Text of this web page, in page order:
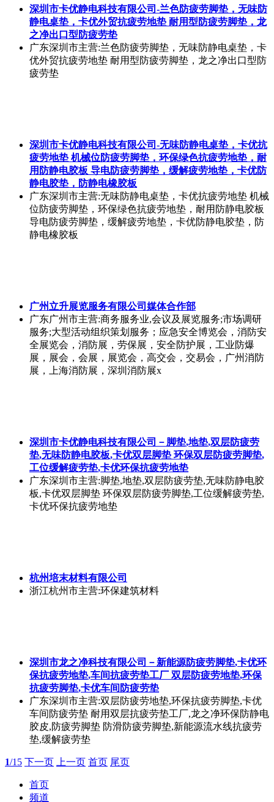
深圳市卡优静电科技有限公司-兰色防疲劳脚垫，无味防
静电桌垫，卡优外贸抗疲劳地垫 耐用型防疲劳脚垫，龙
之净出口型防疲劳垫
广东深圳市主营:兰色防疲劳脚垫，无味防静电桌垫，卡
优外贸抗疲劳地垫 耐用型防疲劳脚垫，龙之净出口型防
疲劳垫
深圳市卡优静电科技有限公司-无味防静电桌垫，卡优抗
疲劳地垫 机械位防疲劳脚垫，环保绿色抗疲劳地垫，耐
用防静电胶板 导电防疲劳脚垫，缓解疲劳地垫，卡优防
静电胶垫，防静电橡胶板
广东深圳市主营:无味防静电桌垫，卡优抗疲劳地垫 机械
位防疲劳脚垫，环保绿色抗疲劳地垫，耐用防静电胶板
导电防疲劳脚垫，缓解疲劳地垫，卡优防静电胶垫，防
静电橡胶板
广州立升展览服务有限公司媒体合作部
广东广州市主营:商务服务业,会议及展览服务;市场调研
服务;大型活动组织策划服务；应急安全博览会，消防安
全展览会，消防展，劳保展，安全防护展，工业防爆
展，展会，会展，展览会，高交会，交易会，广州消防
展，上海消防展，深圳消防展x
深圳市卡优静电科技有限公司－脚垫,地垫,双层防疲劳
垫,无味防静电胶板,卡优双层脚垫 环保双层防疲劳脚垫,
工位缓解疲劳垫,卡优环保抗疲劳地垫
广东深圳市主营:脚垫,地垫,双层防疲劳垫,无味防静电胶
板,卡优双层脚垫 环保双层防疲劳脚垫,工位缓解疲劳垫,
卡优环保抗疲劳地垫
杭州培末材料有限公司
浙江杭州市主营:环保建筑材料
深圳市龙之净科技有限公司－新能源防疲劳脚垫,卡优环
保抗疲劳地垫,车间抗疲劳垫工厂 双层防疲劳地垫,环保
抗疲劳脚垫,卡优车间防疲劳垫
广东深圳市主营:双层防疲劳地垫,环保抗疲劳脚垫,卡优
车间防疲劳垫 耐用双层抗疲劳垫工厂,龙之净环保防静电
胶皮,防疲劳脚垫 防滑防疲劳脚垫,新能源流水线抗疲劳
垫,缓解疲劳垫
1/15 下一页 上一页 首页 尾页
首页
频道